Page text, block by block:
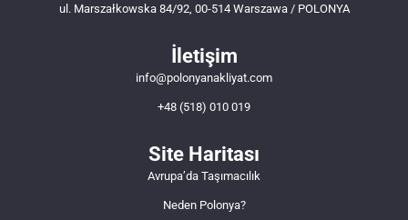
ul. Marszałkowska 84/92, 00-514 Warszawa / POLONYA
İletişim
info@polonyanakliyat.com
+48 (518) 010 019
Site Haritası
Avrupa’da Taşımacılık
Neden Polonya?